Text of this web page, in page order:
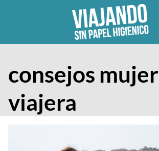
consejos mujer
viajera